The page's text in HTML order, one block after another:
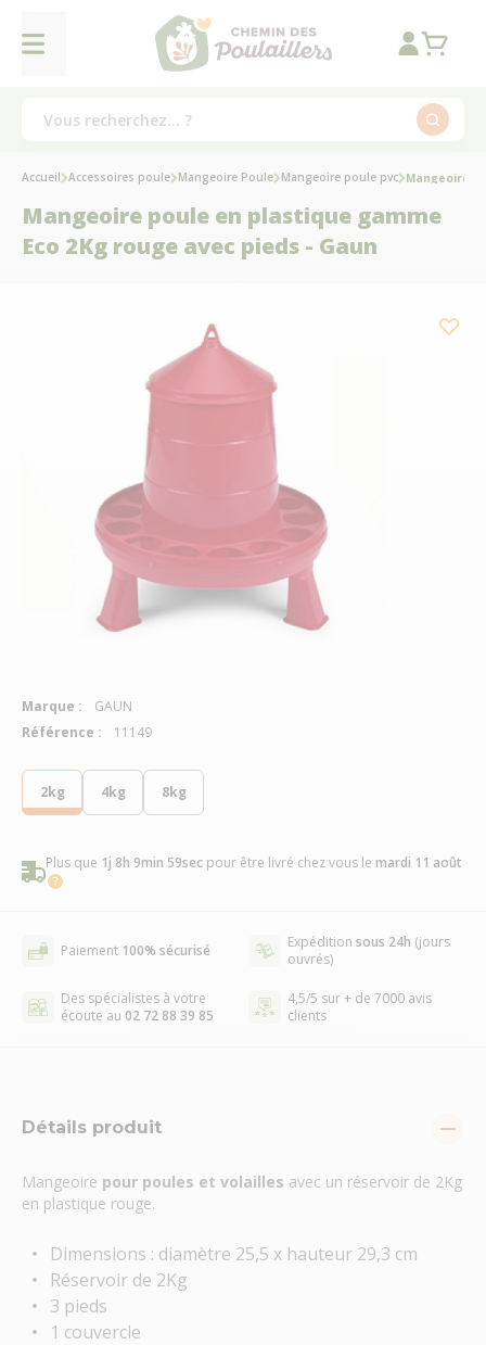
2kg 4kg 8kg
Plus que 1j 8h 9min 59sec pour être livré chez vous le mardi 11 août
Paiement 100% sécurisé Expédition sous 24h (jours
ouvrés)
Des spécialistes à votre
écoute au 02 72 88 39 85
4,5/5 sur + de 7000 avis
clients
Détails produit
Mangeoire pour poules et volailles avec un réservoir de 2Kg
en plastique rouge.
Dimensions : diamètre 25,5 x hauteur 29,3 cm
Réservoir de 2Kg
3 pieds
1 couvercle
Accueil Accessoires poule Mangeoire Poule Mangeoire poule pvc Mangeoire
Mangeoire poule en plastique gamme
Eco 2Kg rouge avec pieds - Gaun
Marque :
GAUN
Référence :
11149